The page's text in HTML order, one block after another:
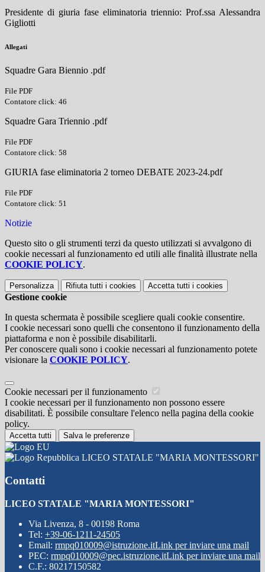
Presidente di giuria fase eliminatoria triennio: Prof.ssa Alessandra
Gigliotti
Allegati
Squadre Gara Biennio .pdf
File PDF
Contatore click: 46
Squadre Gara Triennio .pdf
File PDF
Contatore click: 58
GIURIA fase eliminatoria 2 torneo DEBATE 2023-24.pdf
File PDF
Contatore click: 51
Notizie
Questo sito o gli strumenti terzi da questo utilizzati si avvalgono di
cookie necessari al funzionamento ed utili alle finalità illustrate nella
COOKIE POLICY.
Personalizza Rifiuta tutti i cookies Accetta tutti i cookies
Gestione cookie
In questa schermata è possibile scegliere quali cookie consentire.
I cookie necessari sono quelli che consentono il funzionamento della
piattaforma e non è possibile disabilitarli.
Per conoscere quali sono i cookie necessari al funzionamento potete
visionare la COOKIE POLICY.
Cookie necessari per il funzionamento
I cookie necessari per il funzionamento non possono essere
disabilitati. È possibile consultare l'elenco nella pagina della cookie
policy.
Accetta tutti Salva le preferenze
LICEO STATALE "MARIA MONTESSORI"
Contatti
LICEO STATALE "MARIA MONTESSORI"
Via Livenza, 8 - 00198 Roma
Tel: +39-06-1211-24505
Email: rmpq010009@istruzione.itLink per inviare una mail
PEC: rmpq010009@pec.istruzione.itLink per inviare una mail
C.F.: 80217150582